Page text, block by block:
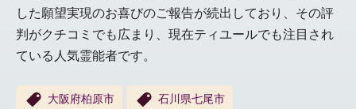
した願望実現のお喜びのご報告が続出しており、その評
判がクチコミでも広まり、現在ティユールでも注目され
ている人気霊能者です。
大阪府柏原市 石川県七尾市